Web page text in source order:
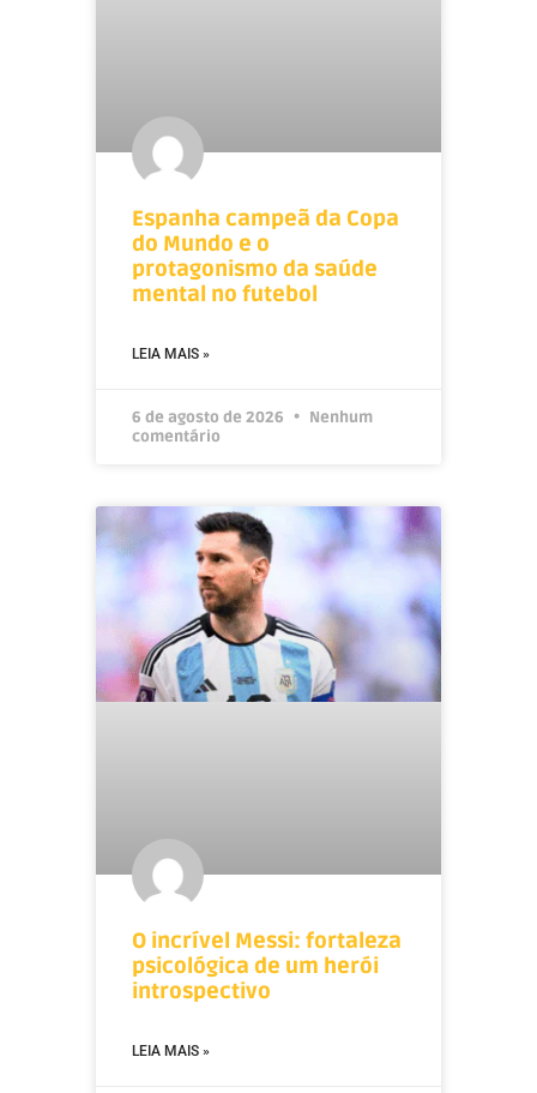
Espanha campeã da Copa
do Mundo e o
protagonismo da saúde
mental no futebol
LEIA MAIS »
6 de agosto de 2026
Nenhum
comentário
O incrível Messi: fortaleza
psicológica de um herói
introspectivo
LEIA MAIS »